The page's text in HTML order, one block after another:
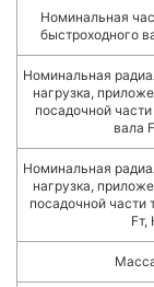
Номинальная
быстроходного
Номинальная
нагрузка,
посадочной
вала
Номинальная
нагрузка,
посадочной части
Fт,